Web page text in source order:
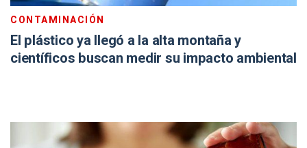
CONTAMINACIÓN
El plástico ya llegó a la alta montaña y
científicos buscan medir su impacto ambiental